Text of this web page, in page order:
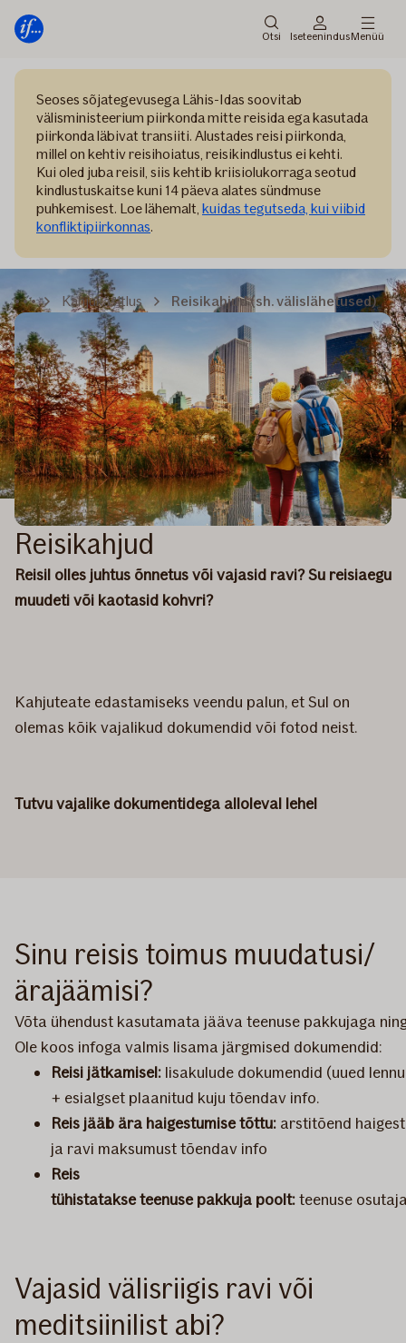
Otsi IseteenindusMenüü
Seoses sõjategevusega Lähis-Idas soovitab
välisministeerium piirkonda mitte reisida ega kasutada
piirkonda läbivat transiiti. Alustades reisi piirkonda,
millel on kehtiv reisihoiatus, reisikindlustus ei kehti.
Kui oled juba reisil, siis kehtib kriisiolukorraga seotud
kindlustuskaitse kuni 14 päeva alates sündmuse
puhkemisest. Loe lähemalt, kuidas tegutseda, kui viibid
konfliktipiirkonnas.
Kahjukäsitlus Reisikahjud (sh. välislähetused)
Reisikahjud
Reisil olles juhtus õnnetus või vajasid ravi? Su reisiaegu
muudeti või kaotasid kohvri?
Kahjuteate edastamiseks veendu palun, et Sul on
olemas kõik vajalikud dokumendid või fotod neist.
Tutvu vajalike dokumentidega alloleval lehel
Sinu reisis toimus muudatusi/
ärajäämisi?
Võta ühendust kasutamata jääva teenuse pakkujaga
Ole koos infoga valmis lisama järgmised dokumendid:
Reisi jätkamisel: lisakulude dokumendid (uued
+ esialgset plaanitud kuju tõendav info.
Reis jääb ära haigestumise tõttu: arstitõend
ja ravi maksumust tõendav info
Reis
tühistatakse teenuse pakkuja poolt:teenuse
Vajasid välisriigis ravi või
meditsiinilist abi?